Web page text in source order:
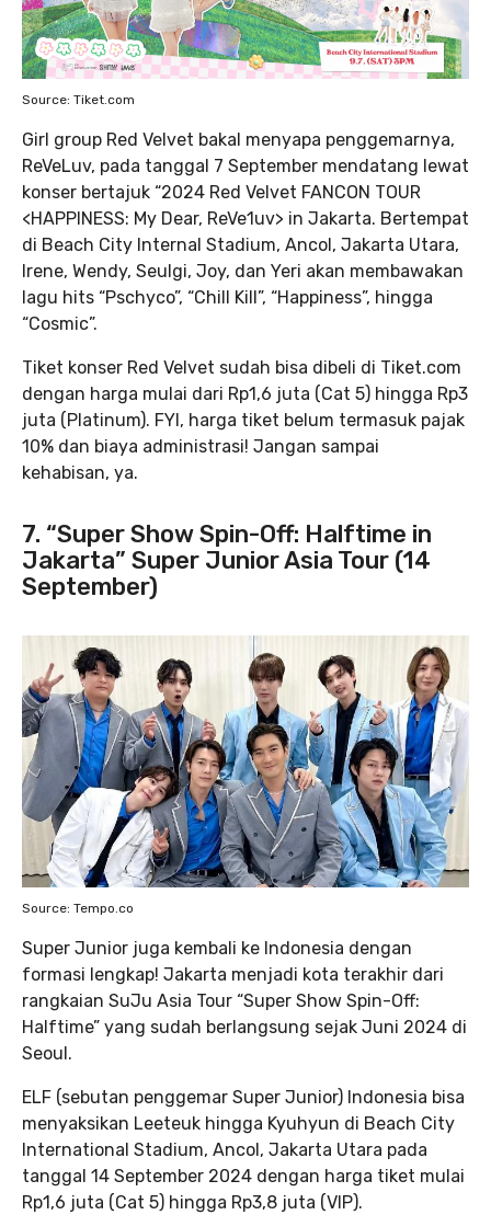
Source: Tiket.com
Girl group Red Velvet bakal menyapa penggemarnya,
ReVeLuv, pada tanggal 7 September mendatang lewat
konser bertajuk “2024 Red Velvet FANCON TOUR
<HAPPINESS: My Dear, ReVe1uv> in Jakarta. Bertempat
di Beach City Internal Stadium, Ancol, Jakarta Utara,
Irene, Wendy, Seulgi, Joy, dan Yeri akan membawakan
lagu hits “Pschyco”, “Chill Kill”, “Happiness”, hingga
“Cosmic”.
Tiket konser Red Velvet sudah bisa dibeli di Tiket.com
dengan harga mulai dari Rp1,6 juta (Cat 5) hingga Rp3
juta (Platinum). FYI, harga tiket belum termasuk pajak
10% dan biaya administrasi! Jangan sampai
kehabisan, ya.
7. “Super Show Spin-Off: Halftime in
Jakarta” Super Junior Asia Tour (14
September)
Source: Tempo.co
Super Junior juga kembali ke Indonesia dengan
formasi lengkap! Jakarta menjadi kota terakhir dari
rangkaian SuJu Asia Tour “Super Show Spin-Off:
Halftime” yang sudah berlangsung sejak Juni 2024 di
Seoul.
ELF (sebutan penggemar Super Junior) Indonesia bisa
menyaksikan Leeteuk hingga Kyuhyun di Beach City
International Stadium, Ancol, Jakarta Utara pada
tanggal 14 September 2024 dengan harga tiket mulai
Rp1,6 juta (Cat 5) hingga Rp3,8 juta (VIP).